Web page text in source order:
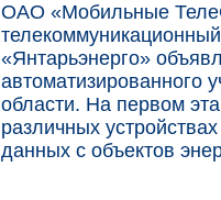
ОАО «Мобильные
«Янтарьэнерго»
автоматизированного
области. На первом
различных
данных с объектов